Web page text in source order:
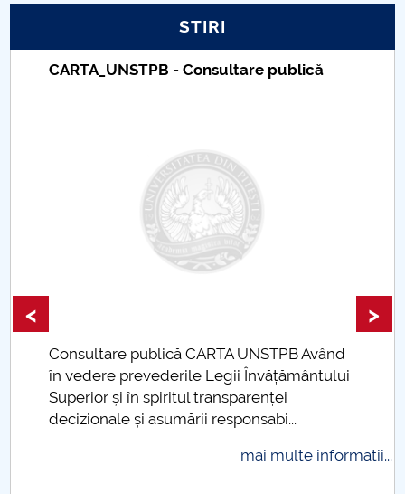
PNRR
Protecția datelor personale
UNIVERSITATE pentru comunitate
IOSUD/CSUD-Doctorate
Evenimente CUP
Accesibilitate pentru studenții cu dizabilități
STIRI
CARTA_UNSTPB - Consultare publică
Consultare publică CARTA UNSTPB Având
în vedere prevederile Legii Învățământului
Superior și în spiritul transparenței
decizionale și asumării responsabi...
mai multe informatii...
< >